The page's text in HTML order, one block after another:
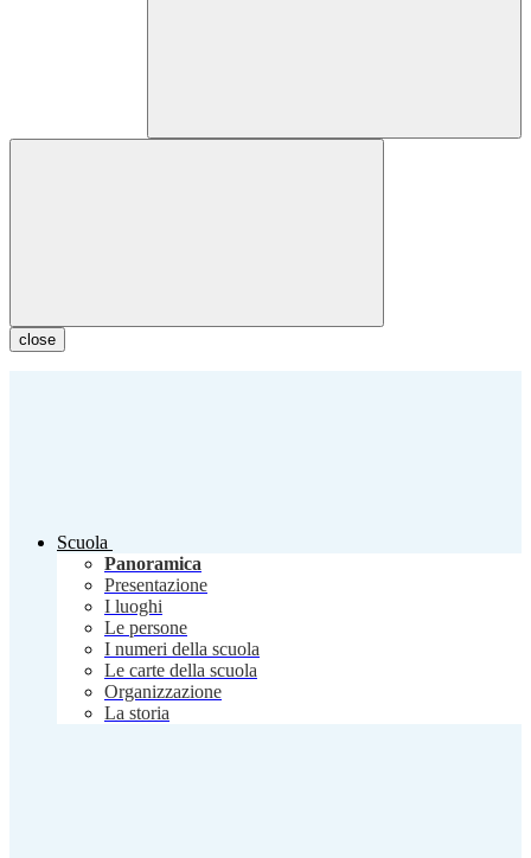
close
Scuola
Panoramica
Presentazione
I luoghi
Le persone
I numeri della scuola
Le carte della scuola
Organizzazione
La storia